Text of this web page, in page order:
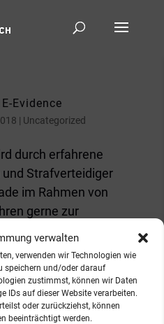
verwalten
verwenden wir Technologien wie
speichern und/oder darauf
zustimmst, können wir Daten
IDs auf dieser Website verarbeiten.
oder zurückziehst, können
beeinträchtigt werden.
Evidence
| Uncategorized
durch erfahrene
Strafverteidiger
im Rahmen von
gerne zur
beschworene
äußerst stumpfes
dem...